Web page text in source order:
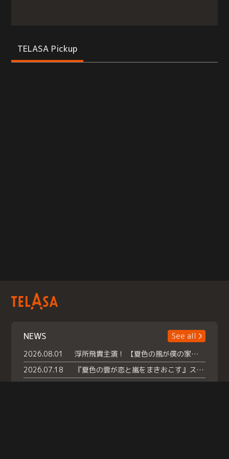
TELASA Pickup
NEWS
See all
2026.08.01
浮所飛貴主演！ 【夏色の風が僕の家にやってきた】 本日よりテラサで独占配信スタート！
2026.07.18
『夏色の雲が恋と嵐をまきおこす』スペシャルメイキング 【Part1】2026年７月18日（土）23時30分～配信スタート！話題のシーンの裏側を大公開！豪華キャスト大集合！ 『武宮家 真夏の家族会議』開催！